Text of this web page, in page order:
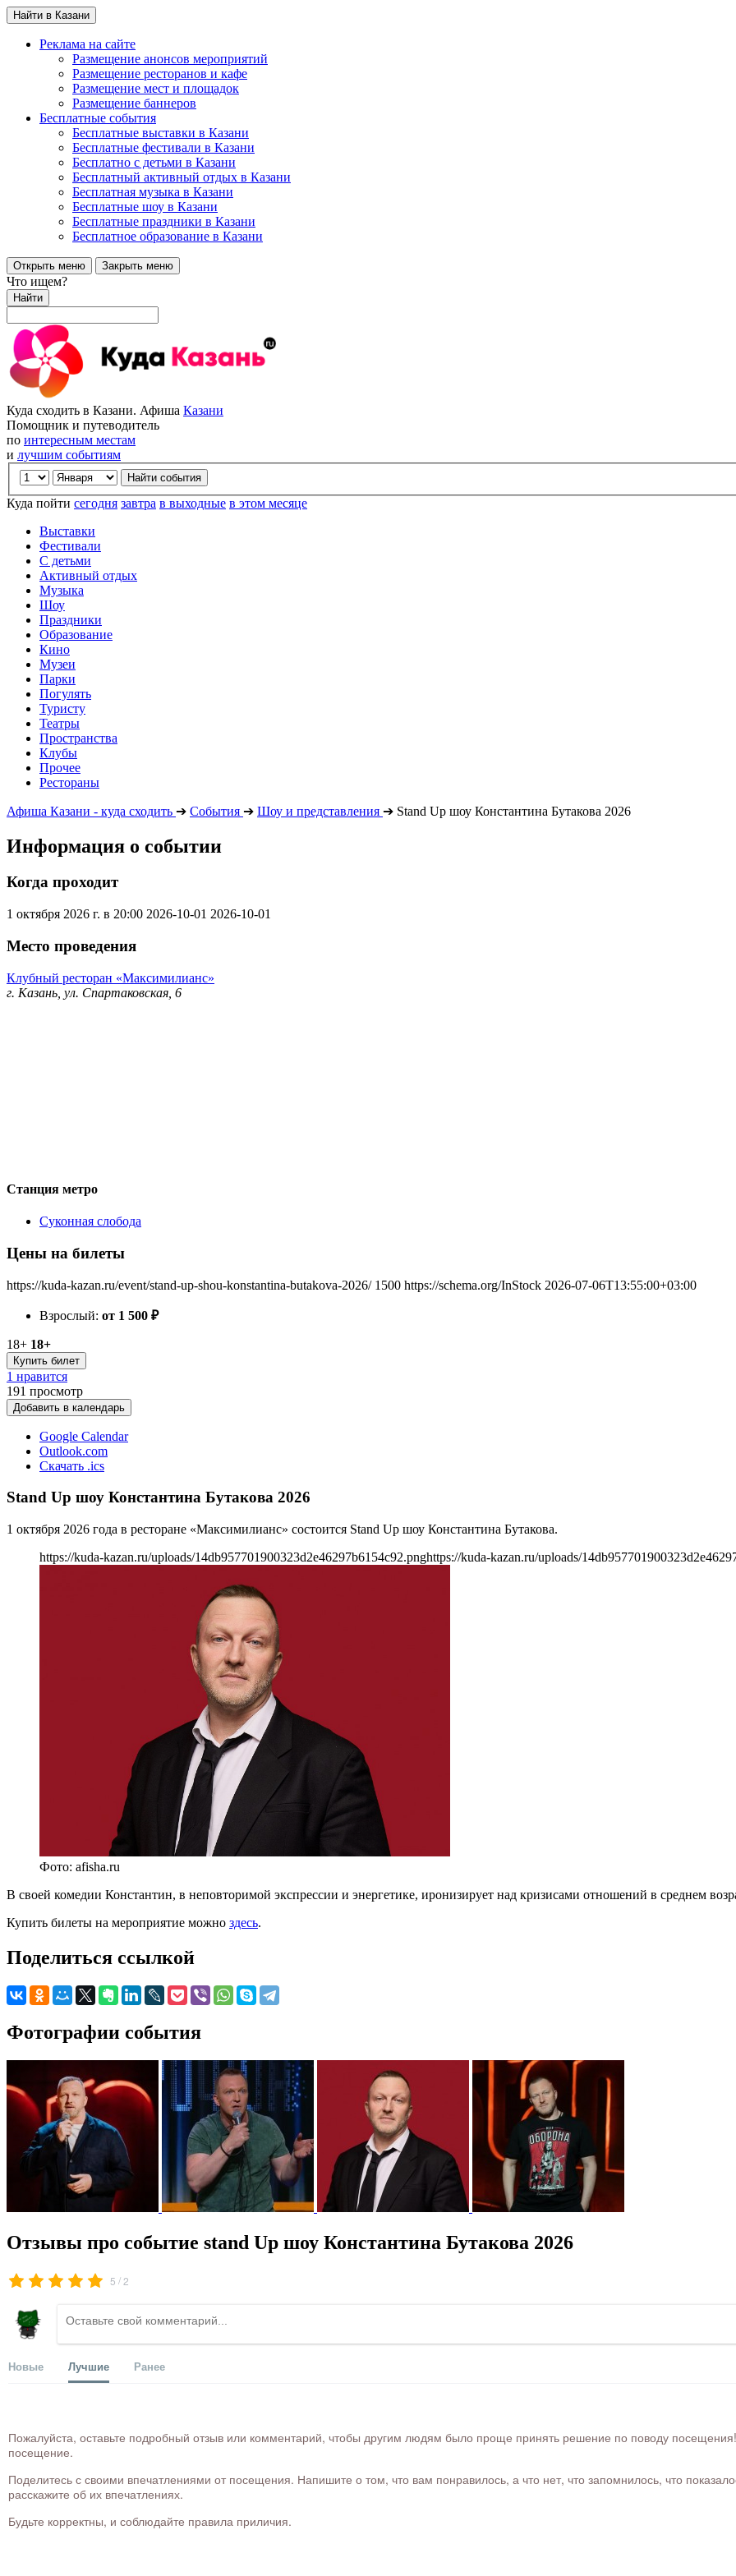
Найти в Казани
Реклама на сайте
Размещение анонсов мероприятий
Размещение ресторанов и кафе
Размещение мест и площадок
Размещение баннеров
Бесплатные события
Бесплатные выставки в Казани
Бесплатные фестивали в Казани
Бесплатно с детьми в Казани
Бесплатный активный отдых в Казани
Бесплатная музыка в Казани
Бесплатные шоу в Казани
Бесплатные праздники в Казани
Бесплатное образование в Казани
Открыть меню Закрыть меню
Что ищем?
Найти
Куда сходить в Казани. Афиша Казани
Помощник и путеводитель
по интересным местам
и лучшим событиям
Куда пойти сегодня завтра в выходные в этом месяце
Выставки
Фестивали
С детьми
Активный отдых
Музыка
Шоу
Праздники
Образование
Кино
Музеи
Парки
Погулять
Туристу
Театры
Пространства
Клубы
Прочее
Рестораны
Афиша Казани - куда сходить ➔ События ➔ Шоу и представления ➔ Stand Up шоу Константина Бутакова 2026
Информация о событии
Когда проходит
1 октября 2026 г. в 20:00 2026-10-01 2026-10-01
Место проведения
Клубный ресторан «Максимилианс»
г. Казань, ул. Спартаковская, 6
Станция метро
Суконная слобода
Цены на билеты
https://kuda-kazan.ru/event/stand-up-shou-konstantina-butakova-2026/ 1500 https://schema.org/InStock 2026-07-06T13:55:00+03:00
Взрослый: от 1 500 ₽
18+ 18+
Купить билет
1 нравится
191 просмотр
Добавить в календарь
Google Calendar
Outlook.com
Скачать .ics
Stand Up шоу Константина Бутакова 2026
1 октября 2026 года в ресторане «Максимилианс» состоится Stand Up шоу Константина Бутакова.
https://kuda-kazan.ru/uploads/14db957701900323d2e46297b6154c92.pnghttps://kuda-kazan.ru/uploads/
Фото: afisha.ru
В своей комедии Константин, в неповторимой экспрессии и энергетике, иронизирует над кризисами отношений в среднем
Купить билеты на мероприятие можно здесь.
Поделиться ссылкой
Фотографии события
Отзывы про событие stand Up шоу Константина Бутакова 2026
5 /2
Новые Лучшие Ранее
Пожалуйста, оставьте подробный отзыв или комментарий, чтобы другим людям было проще принять решение по поводу посещения!
посещение.
Поделитесь с своими впечатлениями от посещения. Напишите о том, что вам понравилось, а что нет, что запомнилось, что
расскажите об их впечатлениях.
Будьте корректны, и соблюдайте правила приличия.